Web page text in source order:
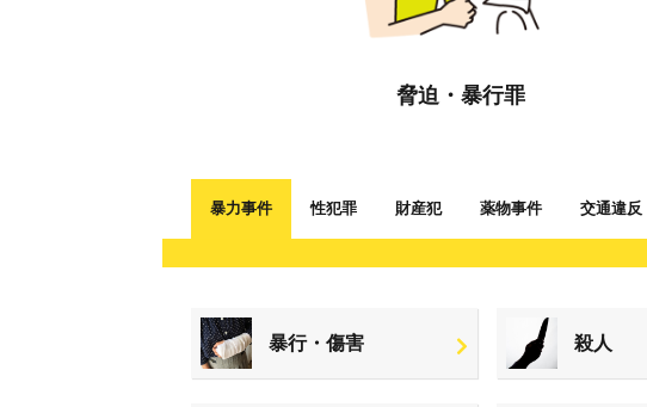
脅迫・暴行罪
暴力事件 性犯罪 財産犯 薬物事件 交通違反
暴行・傷害 殺人